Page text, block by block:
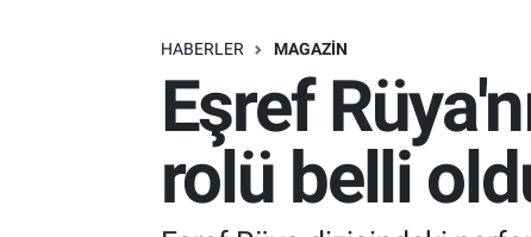
HABERLER MAGAZIN
Eşref
rolü belli
ÖZEL HABER